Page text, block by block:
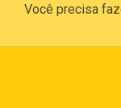
Você precisa